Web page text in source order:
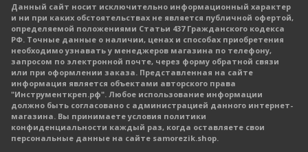
Данный сайт носит исключительно информационный характер
и ни при каких обстоятельствах не является публичной офертой,
определяемой положениями Статьи 437 Гражданского кодекса
РФ. Точные данные о наличии, ценах и способах приобретения
необходимо узнавать у менеджеров магазина по телефону,
запросом по электронной почте, через форму обратной связи
или при оформлении заказа. Представленная на сайте
информация является объектами авторского права
"Инструменткреп.рф". Любое использование информации
должно быть согласовано с администрацией данного интернет-
магазина. Вы принимаете условия политики
конфиденциальности каждый раз, когда оставляете свои
персональные данные на сайте samorezik.shop.